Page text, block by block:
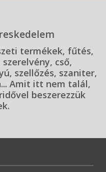
termékek, fűtés,
cső,
szellőzés, szaniter,
Amit itt nem talál,
beszerezzük